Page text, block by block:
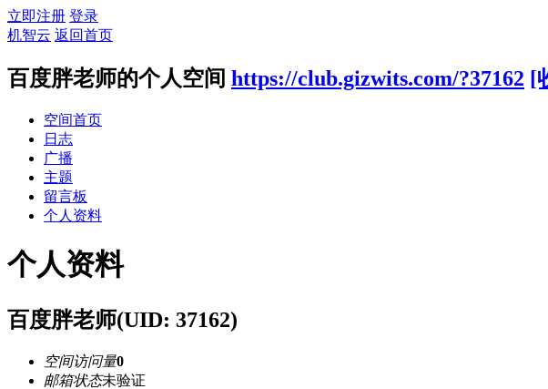
立即注册 登录
机智云 返回首页
百度胖老师的个人空间 https://club.gizwits.com/?37162 [
空间首页
日志
广播
主题
留言板
个人资料
个人资料
百度胖老师(UID: 37162)
空间访问量0
邮箱状态未验证